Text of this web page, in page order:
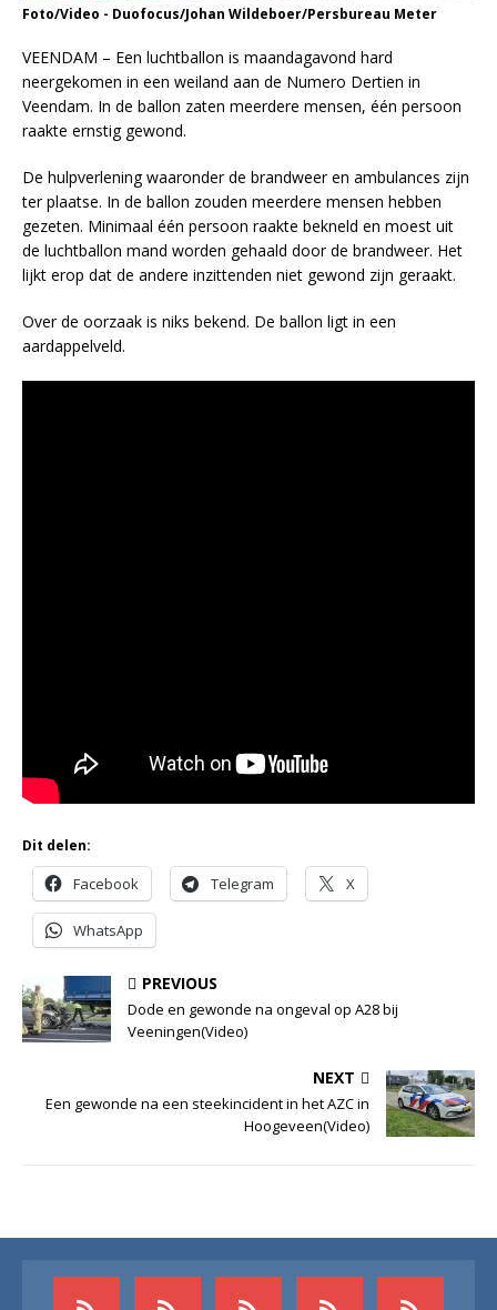
Foto/Video - Duofocus/Johan Wildeboer/Persbureau Meter
VEENDAM – Een luchtballon is maandagavond hard
neergekomen in een weiland aan de Numero Dertien in
Veendam. In de ballon zaten meerdere mensen, één persoon
raakte ernstig gewond.
De hulpverlening waaronder de brandweer en ambulances zijn
ter plaatse. In de ballon zouden meerdere mensen hebben
gezeten. Minimaal één persoon raakte bekneld en moest uit
de luchtballon mand worden gehaald door de brandweer. Het
lijkt erop dat de andere inzittenden niet gewond zijn geraakt.
Over de oorzaak is niks bekend. De ballon ligt in een
aardappelveld.
Dit delen:
Facebook Telegram X
WhatsApp
PREVIOUS
Dode en gewonde na ongeval op A28 bij
Veeningen(Video)
NEXT
Een gewonde na een steekincident in het AZC in
Hoogeveen(Video)